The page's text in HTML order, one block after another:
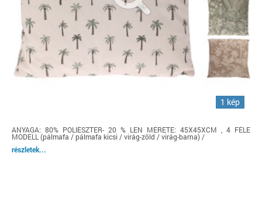
1 kép
ANYAGA: 80% POLIÉSZTER- 20 % LEN MÉRETE: 45X45XCM , 4 FÉLE
MODELL (pálmafa / pálmafa kicsi / virág-zöld / virág-barna) /
részletek...